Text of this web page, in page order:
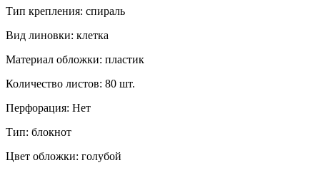
Тип крепления: спираль
Вид линовки: клетка
Материал обложки: пластик
Количество листов: 80 шт.
Перфорация: Нет
Тип: блокнот
Цвет обложки: голубой